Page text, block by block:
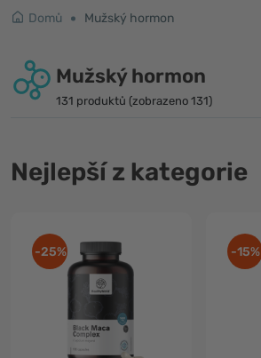
Domů Mužský hormon
Mužský hormon
131 produktů (zobrazeno 131)
Nejlepší z kategorie
-25% -15%